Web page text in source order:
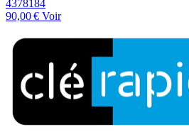
4378184
90,00 € Voir